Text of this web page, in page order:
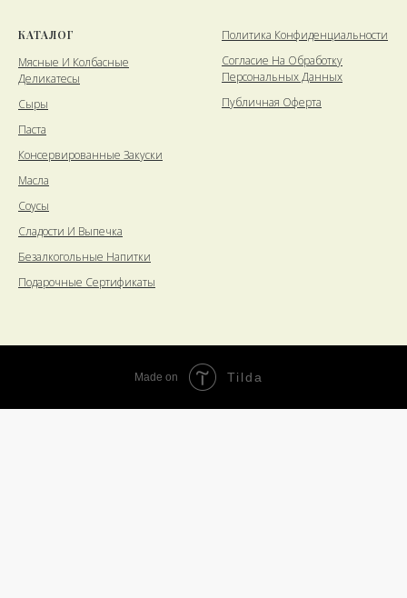
КАТАЛОГ
Мясные И Колбасные
Деликатесы
Сыры
Паста
Консервированные Закуски
Масла
Соусы
Сладости И Выпечка
Безалкогольные Напитки
Подарочные Сертификаты
Политика Конфиденциальности
Cогласие На Обработку
Персональных Данных
Публичная Оферта
Made on Tilda